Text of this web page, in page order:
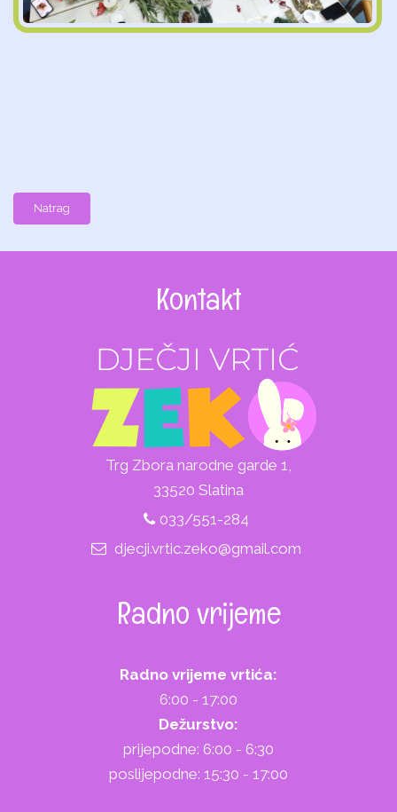
Natrag
Kontakt
Trg Zbora narodne garde 1,
33520 Slatina
033/551-284
djecji.vrtic.zeko@gmail.com
Radno vrijeme
Radno vrijeme vrtića:
6:00 - 17:00
Dežurstvo:
prijepodne: 6:00 - 6:30
poslijepodne: 15:30 - 17:00